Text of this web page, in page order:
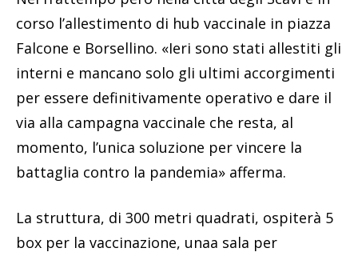
corso l’allestimento di hub vaccinale in piazza
Falcone e Borsellino. «Ieri sono stati allestiti gli
interni e mancano solo gli ultimi accorgimenti
per essere definitivamente operativo e dare il
via alla campagna vaccinale che resta, al
momento, l’unica soluzione per vincere la
battaglia contro la pandemia» afferma.
La struttura, di 300 metri quadrati, ospiterà 5
box per la vaccinazione, unaa sala per